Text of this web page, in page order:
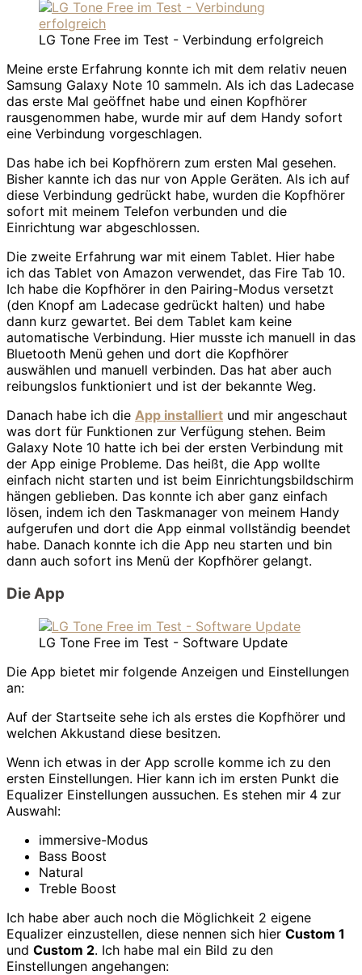
LG Tone Free im Test - Verbindung erfolgreich
Meine erste Erfahrung konnte ich mit dem relativ neuen
Samsung Galaxy Note 10 sammeln. Als ich das Ladecase
das erste Mal geöffnet habe und einen Kopfhörer
rausgenommen habe, wurde mir auf dem Handy sofort
eine Verbindung vorgeschlagen.
Das habe ich bei Kopfhörern zum ersten Mal gesehen.
Bisher kannte ich das nur von Apple Geräten. Als ich auf
diese Verbindung gedrückt habe, wurden die Kopfhörer
sofort mit meinem Telefon verbunden und die
Einrichtung war abgeschlossen.
Die zweite Erfahrung war mit einem Tablet. Hier habe
ich das Tablet von Amazon verwendet, das Fire Tab 10.
Ich habe die Kopfhörer in den Pairing-Modus versetzt
(den Knopf am Ladecase gedrückt halten) und habe
dann kurz gewartet. Bei dem Tablet kam keine
automatische Verbindung. Hier musste ich manuell in das
Bluetooth Menü gehen und dort die Kopfhörer
auswählen und manuell verbinden. Das hat aber auch
reibungslos funktioniert und ist der bekannte Weg.
Danach habe ich die App installiert und mir angeschaut
was dort für Funktionen zur Verfügung stehen. Beim
Galaxy Note 10 hatte ich bei der ersten Verbindung mit
der App einige Probleme. Das heißt, die App wollte
einfach nicht starten und ist beim Einrichtungsbildschirm
hängen geblieben. Das konnte ich aber ganz einfach
lösen, indem ich den Taskmanager von meinem Handy
aufgerufen und dort die App einmal vollständig beendet
habe. Danach konnte ich die App neu starten und bin
dann auch sofort ins Menü der Kopfhörer gelangt.
Die App
LG Tone Free im Test - Software Update
Die App bietet mir folgende Anzeigen und Einstellungen
an:
Auf der Startseite sehe ich als erstes die Kopfhörer und
welchen Akkustand diese besitzen.
Wenn ich etwas in der App scrolle komme ich zu den
ersten Einstellungen. Hier kann ich im ersten Punkt die
Equalizer Einstellungen aussuchen. Es stehen mir 4 zur
Auswahl:
immersive-Modus
Bass Boost
Natural
Treble Boost
Ich habe aber auch noch die Möglichkeit 2 eigene
Equalizer einzustellen, diese nennen sich hier Custom 1
und Custom 2. Ich habe mal ein Bild zu den
Einstellungen angehangen: